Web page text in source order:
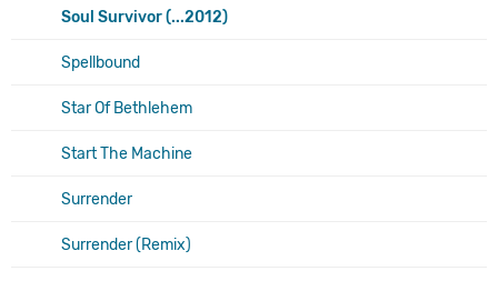
Soul Survivor (...2012)
Spellbound
Star Of Bethlehem
Start The Machine
Surrender
Surrender (Remix)